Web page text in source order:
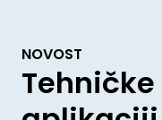
NOVOST